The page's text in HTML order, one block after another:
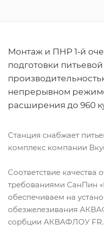
Монтаж и ПНР 1-й
подготовки
непрерывном
расширения до 960
Станция снабжает
комплекс компании
Cоответствие
требованиями СанПин
обеспечиваем на
обезжелезивания
сорбции АКВАФЛОУ FR.